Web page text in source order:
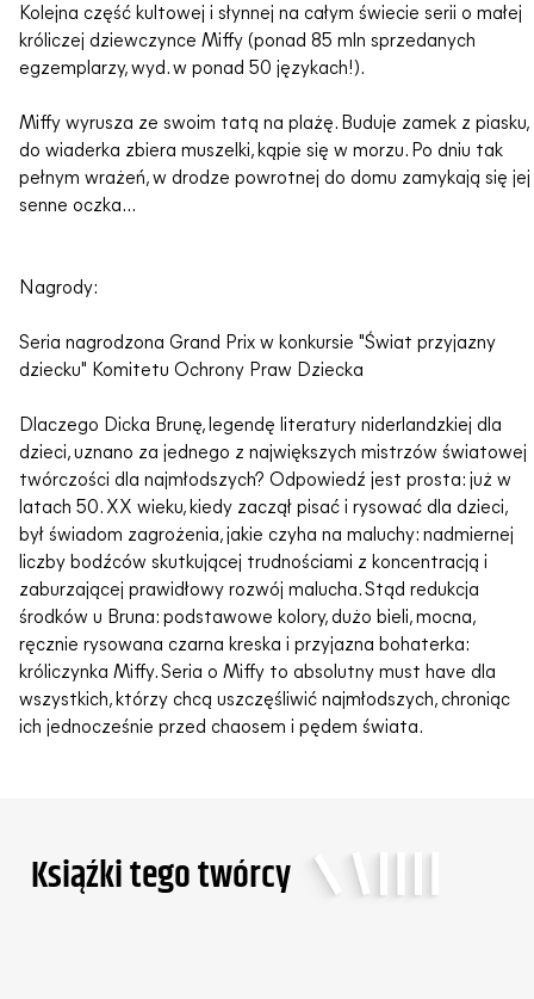
Kolejna część kultowej i słynnej na całym świecie serii o małej
króliczej dziewczynce Miffy (ponad 85 mln sprzedanych
egzemplarzy, wyd. w ponad 50 językach!).
Miffy wyrusza ze swoim tatą na plażę. Buduje zamek z piasku,
do wiaderka zbiera muszelki, kąpie się w morzu. Po dniu tak
pełnym wrażeń, w drodze powrotnej do domu zamykają się jej
senne oczka...
Nagrody:
Seria nagrodzona Grand Prix w konkursie "Świat przyjazny
dziecku" Komitetu Ochrony Praw Dziecka
Dlaczego Dicka Brunę, legendę literatury niderlandzkiej dla
dzieci, uznano za jednego z największych mistrzów światowej
twórczości dla najmłodszych? Odpowiedź jest prosta: już w
latach 50. XX wieku, kiedy zaczął pisać i rysować dla dzieci,
był świadom zagrożenia, jakie czyha na maluchy: nadmiernej
liczby bodźców skutkującej trudnościami z koncentracją i
zaburzającej prawidłowy rozwój malucha. Stąd redukcja
środków u Bruna: podstawowe kolory, dużo bieli, mocna,
ręcznie rysowana czarna kreska i przyjazna bohaterka:
króliczynka Miffy. Seria o Miffy to absolutny must have dla
wszystkich, którzy chcą uszczęśliwić najmłodszych, chroniąc
ich jednocześnie przed chaosem i pędem świata.
Ksiąźki tego twórcy